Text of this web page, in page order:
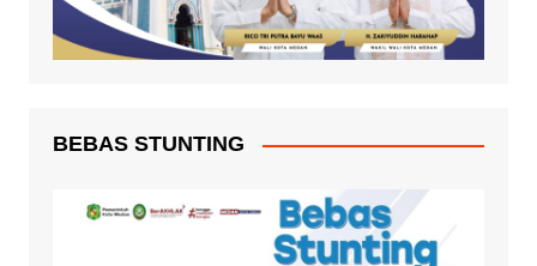
BEBAS STUNTING